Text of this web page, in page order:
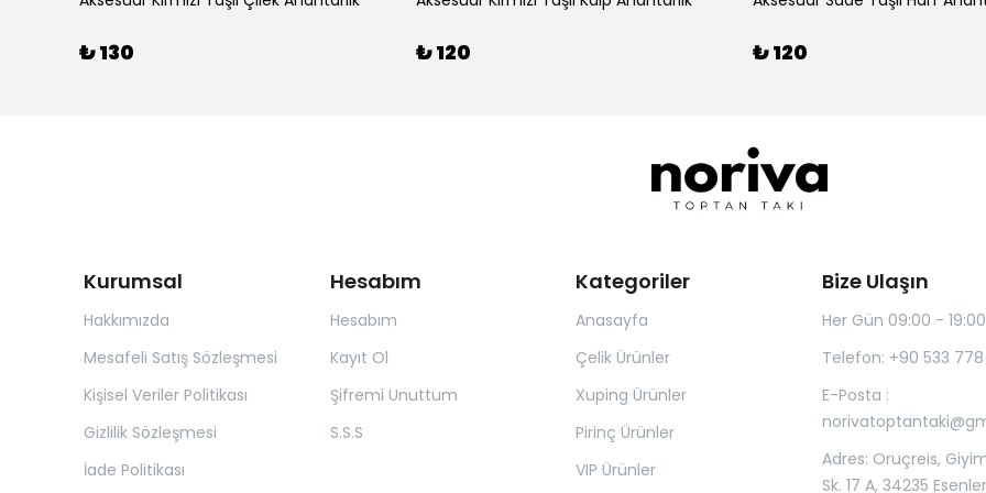
₺ 130 ₺ 120 ₺ 120
Kurumsal
Hakkımızda
Mesafeli Satış Sözleşmesi
Kişisel Veriler Politikası
Gizlilik Sözleşmesi
İade Politikası
Hesabım
Hesabım
Kayıt Ol
Şifremi Unuttum
S.S.S
Kategoriler
Anasayfa
Çelik Ürünler
Xuping Ürünler
Pirinç Ürünler
VIP Ürünler
Bize Ulaşın
Her Gün 09:00 - 19:00
Telefon: +90 533 778
E-Posta :
Adres: Oruçreis,
Sk. 17 A, 34235